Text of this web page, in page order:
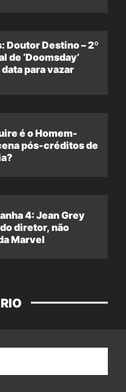
Doutor Destino – 2º
de ‘Doomsday’
para vazar
é o Homem-
pós-créditos de
4: Jean Grey
diretor, não
Marvel